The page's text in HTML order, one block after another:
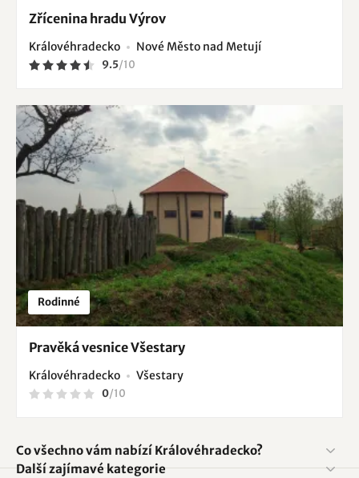
Zřícenina hradu Výrov
Královéhradecko Nové Město nad Metují
9.5/10
Rodinné
Pravěká vesnice Všestary
Královéhradecko Všestary
0/10
Co všechno vám nabízí Královéhradecko?
Další zajímavé kategorie